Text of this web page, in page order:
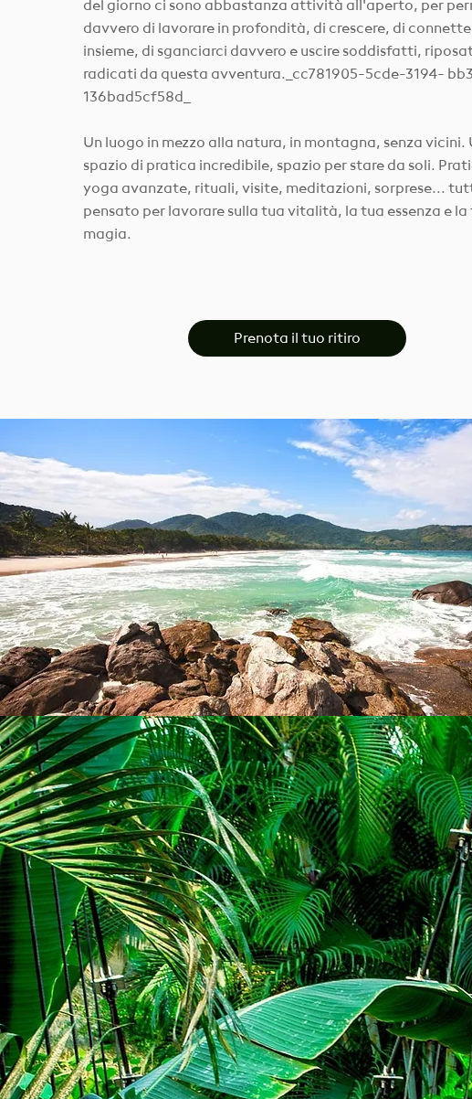
del giorno ci sono abbastanza attività all'aperto, per
davvero di lavorare in profondità, di crescere, di
insieme, di sganciarci davvero e uscire soddisfatti,
radicati da questa avventura._cc781905-5cde-3194-
136bad5cf58d_
Un luogo in mezzo alla natura, in montagna, senza vicini.
spazio di pratica incredibile, spazio per stare da soli.
yoga avanzate, rituali, visite, meditazioni, sorprese...
pensato per lavorare sulla tua vitalità, la tua essenza e la
magia.
Prenota il tuo ritiro